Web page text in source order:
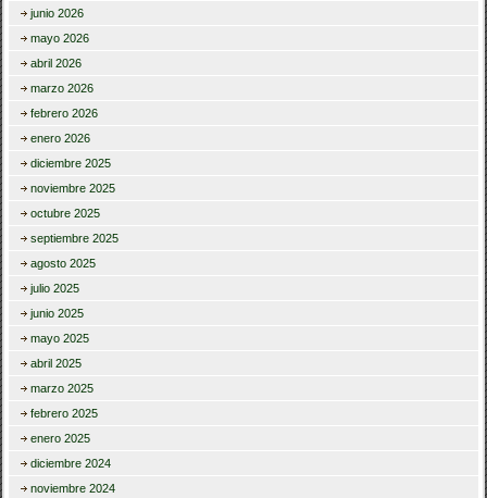
junio 2026
mayo 2026
abril 2026
marzo 2026
febrero 2026
enero 2026
diciembre 2025
noviembre 2025
octubre 2025
septiembre 2025
agosto 2025
julio 2025
junio 2025
mayo 2025
abril 2025
marzo 2025
febrero 2025
enero 2025
diciembre 2024
noviembre 2024